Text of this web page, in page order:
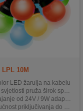
LPL 10M
LED žarulja na kabelu
pruža širok spektar boja
od 24V / 9W adaptera
priključivanja do 50 LED žarulja